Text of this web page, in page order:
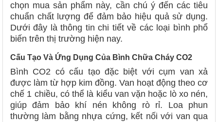
chọn mua sản phẩm này, cần chú ý đến các tiêu
chuẩn chất lượng để đảm bảo hiệu quả sử dụng.
Dưới đây là thông tin chi tiết về các loại bình phổ
biến trên thị trường hiện nay.
Cấu Tạo Và Ứng Dụng Của Bình Chữa Cháy CO2
Bình CO2 có cấu tạo đặc biệt với cụm van xả
được làm từ hợp kim đồng. Van hoạt động theo cơ
chế 1 chiều, có thể là kiểu van vặn hoặc lò xo nén,
giúp đảm bảo khí nén không rò rỉ. Loa phun
thường làm bằng nhựa cứng, kết nối với van qua